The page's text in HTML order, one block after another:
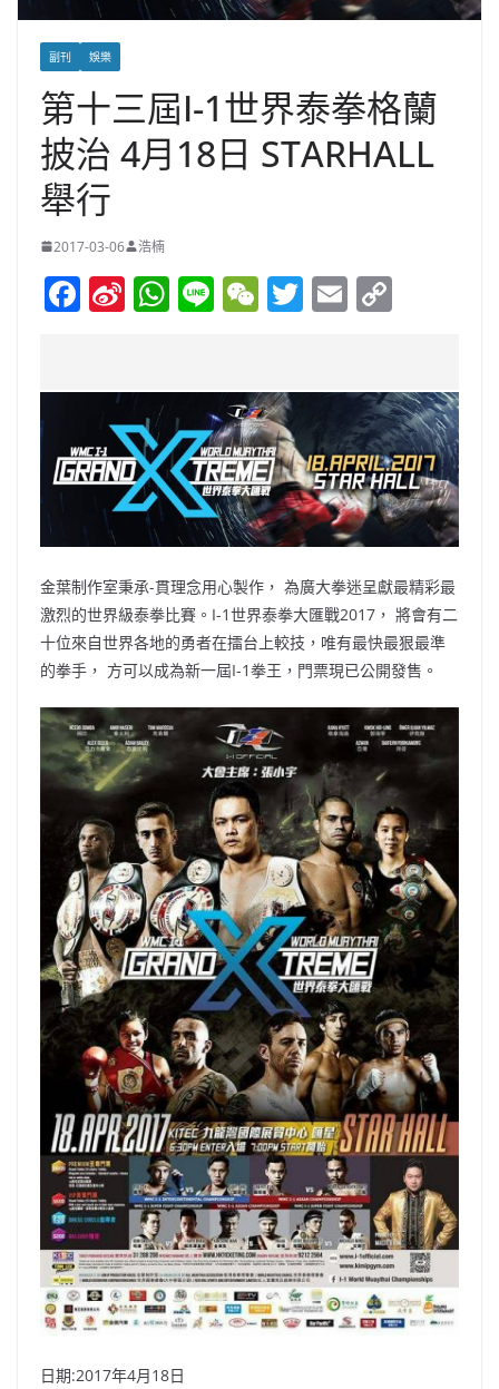
副刊 娛樂
第十三屆I-1世界泰拳格蘭
披治 4月18日 STARHALL
舉行
2017-03-06 浩楠
F
e
b
o
k
Si
W
ei
b
o
W
s
A
p
p
Li W
h
at
T
er
E
l y
Li
n
k
金葉制作室秉承-貫理念用心製作， 為廣大拳迷呈獻最精彩最
激烈的世界級泰拳比賽。I-1世界泰拳大匯戰2017， 將會有二
十位來自世界各地的勇者在擂台上較技，唯有最快最狠最準
的拳手， 方可以成為新一屆I-1拳王，門票現已公開發售。
日期:2017年4月18日